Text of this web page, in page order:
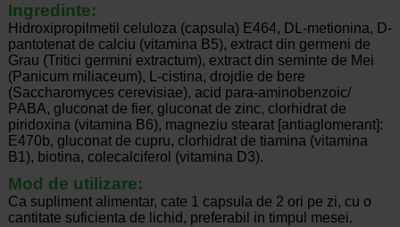
Ingredinte:
Hidroxipropilmetil celuloza (capsula) E464, DL-metionina, D-
pantotenat de calciu (vitamina B5), extract din germeni de
Grau (Tritici germini extractum), extract din seminte de Mei
(Panicum miliaceum), L-cistina, drojdie de bere
(Saccharomyces cerevisiae), acid para-aminobenzoic/
PABA, gluconat de fier, gluconat de zinc, clorhidrat de
piridoxina (vitamina B6), magneziu stearat [antiaglomerant]:
E470b, gluconat de cupru, clorhidrat de tiamina (vitamina
B1), biotina, colecalciferol (vitamina D3).
Mod de utilizare:
Ca supliment alimentar, cate 1 capsula de 2 ori pe zi, cu o
cantitate suficienta de lichid, preferabil in timpul mesei.